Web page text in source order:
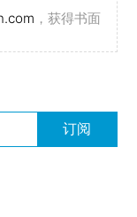
，获得书面
订阅